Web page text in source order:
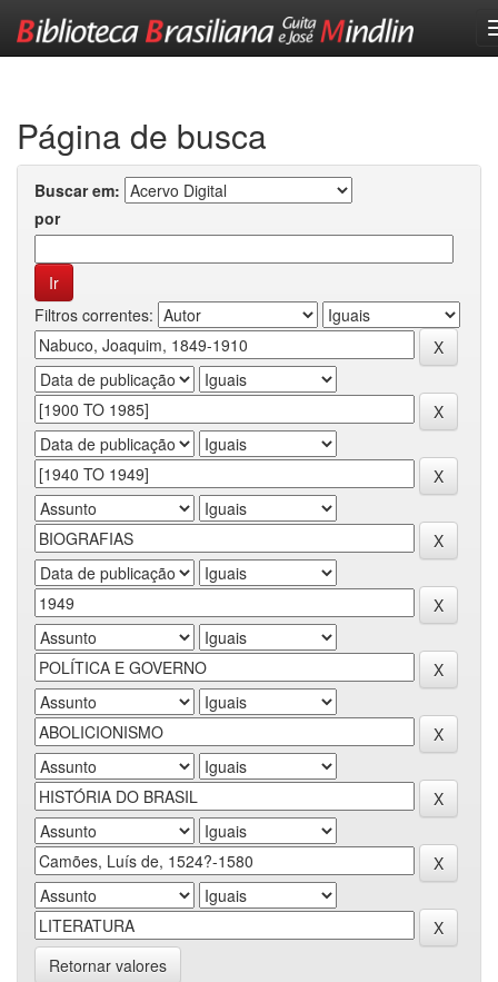
Página de busca
Buscar em:
por
Filtros correntes:
Retornar valores